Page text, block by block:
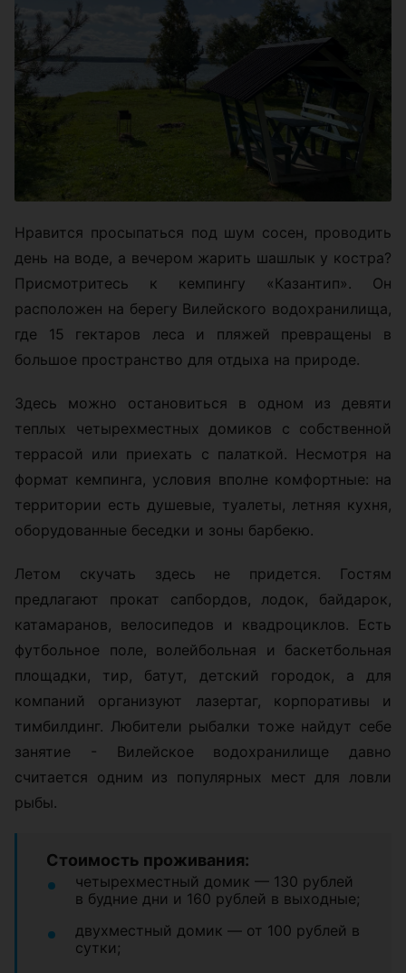
Нравится просыпаться под шум сосен, проводить
день на воде, а вечером жарить шашлык у костра?
Присмотритесь к кемпингу «Казантип». Он
расположен на берегу Вилейского водохранилища,
где 15 гектаров леса и пляжей превращены в
большое пространство для отдыха на природе.
Здесь можно остановиться в одном из девяти
теплых четырехместных домиков с собственной
террасой или приехать с палаткой. Несмотря на
формат кемпинга, условия вполне комфортные: на
территории есть душевые, туалеты, летняя кухня,
оборудованные беседки и зоны барбекю.
Летом скучать здесь не придется. Гостям
предлагают прокат сапбордов, лодок, байдарок,
катамаранов, велосипедов и квадроциклов. Есть
футбольное поле, волейбольная и баскетбольная
площадки, тир, батут, детский городок, а для
компаний организуют лазертаг, корпоративы и
тимбилдинг. Любители рыбалки тоже найдут себе
занятие - Вилейское водохранилище давно
считается одним из популярных мест для ловли
рыбы.
Стоимость проживания:
четырехместный домик — 130 рублей
в будние дни и 160 рублей в выходные;
двухместный домик — от 100 рублей в
сутки;